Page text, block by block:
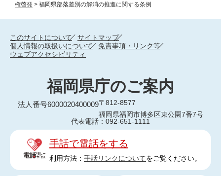
権啓発 > 福岡県部落差別の解消の推進に関する条例
このサイトについて
サイトマップ
個人情報の取扱いについて
免責事項・リンク等
ウェブアクセシビリティ
福岡県庁のご案内
法人番号6000020400009〒812-8577
福岡県福岡市博多区東公園7番7号
代表電話：092-651-1111
手話で電話をする
利用方法： 手話リンクについてをご覧ください。